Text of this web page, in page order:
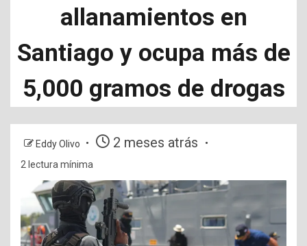
allanamientos en
Santiago y ocupa más de
5,000 gramos de drogas
Eddy Olivo 2 meses atrás
2 lectura mínima